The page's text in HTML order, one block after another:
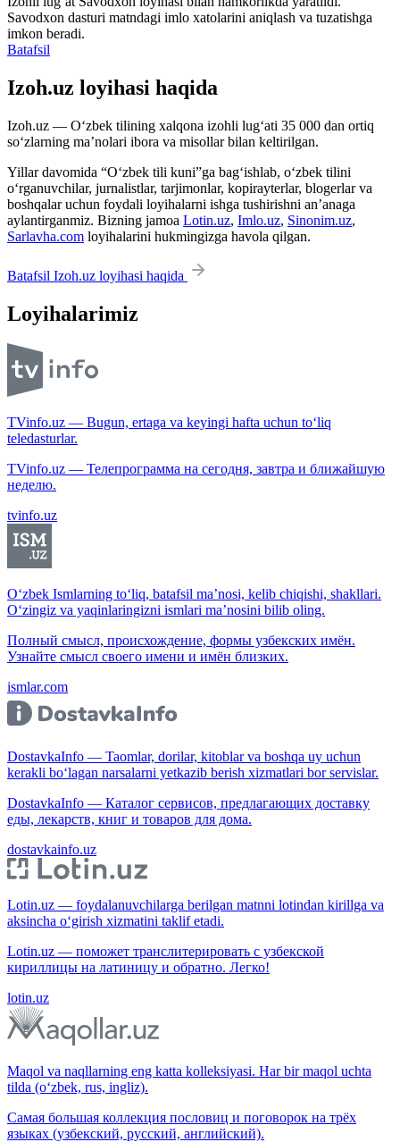
Savodxon dasturi matndagi imlo xatolarini aniqlash va tuzatishga
imkon beradi.
Batafsil
Izoh.uz loyihasi haqida
Izoh.uz — O‘zbek tilining xalqona izohli lug‘ati 35 000 dan ortiq
so‘zlarning ma’nolari ibora va misollar bilan keltirilgan.
Yillar davomida “O‘zbek tili kuni”ga bag‘ishlab, o‘zbek tilini
o‘rganuvchilar, jurnalistlar, tarjimonlar, kopirayterlar, blogerlar va
boshqalar uchun foydali loyihalarni ishga tushirishni an’anaga
aylantirganmiz. Bizning jamoa Lotin.uz, Imlo.uz, Sinonim.uz,
Sarlavha.com loyihalarini hukmingizga havola qilgan.
Batafsil Izoh.uz loyihasi haqida
Loyihalarimiz
TVinfo.uz — Bugun, ertaga va keyingi hafta uchun to‘liq
teledasturlar.
TVinfo.uz — Телепрограмма на сегодня, завтра и ближайшую
неделю.
tvinfo.uz
O‘zbek Ismlarning to‘liq, batafsil ma’nosi, kelib chiqishi, shakllari.
O‘zingiz va yaqinlaringizni ismlari ma’nosini bilib oling.
Полный смысл, происхождение, формы узбекских имён.
Узнайте смысл своего имени и имён близких.
ismlar.com
DostavkaInfo — Taomlar, dorilar, kitoblar va boshqa uy uchun
kerakli bo‘lagan narsalarni yetkazib berish xizmatlari bor servislar.
DostavkaInfo — Каталог сервисов, предлагающих доставку
еды, лекарств, книг и товаров для дома.
dostavkainfo.uz
Lotin.uz — foydalanuvchilarga berilgan matnni lotindan kirillga va
aksincha o‘girish xizmatini taklif etadi.
Lotin.uz — поможет транслитерировать с узбекской
кириллицы на латиницу и обратно. Легко!
lotin.uz
Maqol va naqllarning eng katta kolleksiyasi. Har bir maqol uchta
tilda (o‘zbek, rus, ingliz).
Самая большая коллекция пословиц и поговорок на трёх
языках (узбекский, русский, английский).